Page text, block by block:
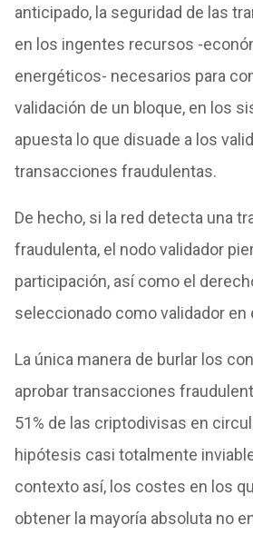
anticipado, la seguridad de las
en los ingentes recursos -
energéticos- necesarios para
validación de un bloque, en los
apuesta lo que disuade a los
transacciones fraudulentas.
De hecho, si la red detecta una
fraudulenta, el nodo validador
participación, así como el
seleccionado como validador en
La única manera de burlar los
aprobar transacciones
51% de las criptodivisas en
hipótesis casi totalmente
contexto así, los costes en los
obtener la mayoría absoluta no